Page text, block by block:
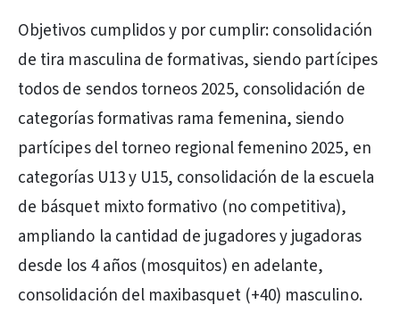
Objetivos cumplidos y por cumplir: consolidación
de tira masculina de formativas, siendo partícipes
todos de sendos torneos 2025, consolidación de
categorías formativas rama femenina, siendo
partícipes del torneo regional femenino 2025, en
categorías U13 y U15, consolidación de la escuela
de básquet mixto formativo (no competitiva),
ampliando la cantidad de jugadores y jugadoras
desde los 4 años (mosquitos) en adelante,
consolidación del maxibasquet (+40) masculino.